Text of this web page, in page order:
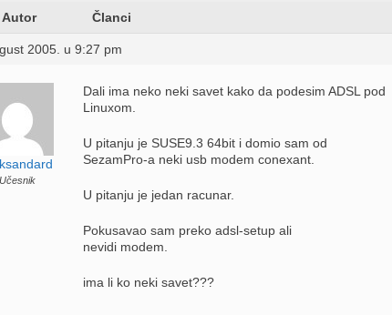
Autor Članci
2005. u 9:27 pm
Učesnik
Dali ima neko neki savet kako da podesim ADSL pod
Linuxom.
U pitanju je SUSE9.3 64bit i domio sam od
SezamPro-a neki usb modem conexant.
U pitanju je jedan racunar.
Pokusavao sam preko adsl-setup ali
nevidi modem.
ima li ko neki savet???